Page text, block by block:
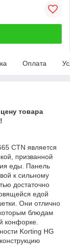
Оплата
товара
CTN является
призванной
еды. Панель
к сильному
достаточно
едой
Они отлично
блюдам
конфорке.
Korting HG